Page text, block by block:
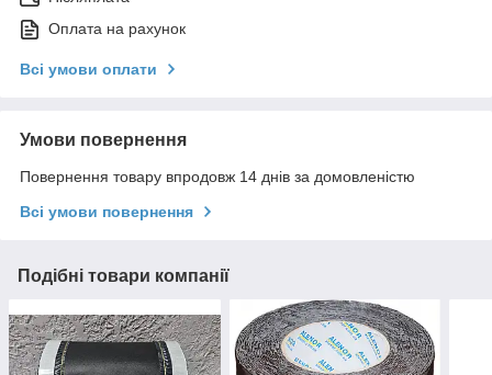
Оплата на рахунок
Всі умови оплати
Умови повернення
Повернення товару впродовж 14 днів за домовленістю
Всі умови повернення
Подібні товари компанії